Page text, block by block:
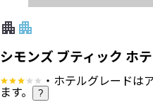
シモンズ ブティック ホ
・ホテルグレードは
ます。 ?